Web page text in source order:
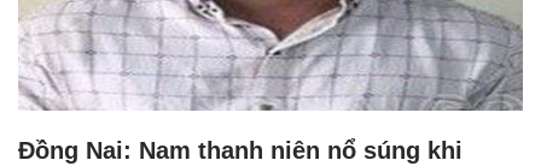
Đồng Nai: Nam thanh niên nổ súng khi